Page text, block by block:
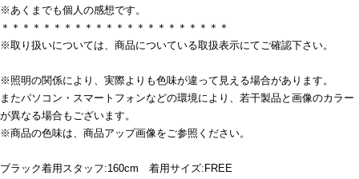
※あくまでも個人の感想です。
＊＊＊＊＊＊＊＊＊＊＊＊＊＊＊＊＊＊＊＊＊＊
※取り扱いについては、商品についている取扱表示にてご確認下さい。
※照明の関係により、実際よりも色味が違って見える場合があります。
またパソコン・スマートフォンなどの環境により、若干製品と画像のカラー
が異なる場合もございます。
※商品の色味は、商品アップ画像をご参照ください。
ブラック着用スタッフ:160cm 着用サイズ:FREE